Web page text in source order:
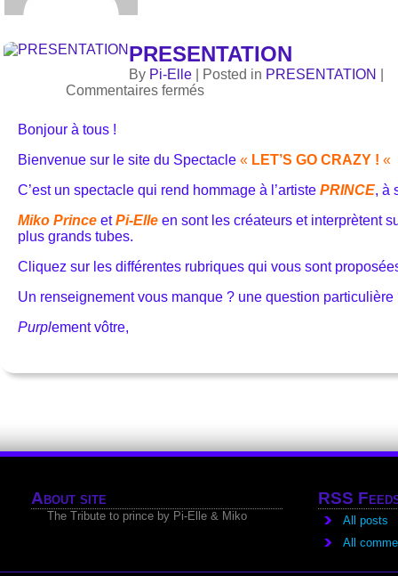
PRESENTATION
By Pi-Elle | Posted in PRESENTATION
Commentaires fermés
Bonjour à tous !
Bienvenue sur le site du Spectacle « LET’S GO CRAZY ! «
C’est un spectacle qui rend hommage à l’artiste PRINCE, à
Miko Prince et Pi-Elle en sont les créateurs et interprètent
plus grands tubes.
Cliquez sur les différentes rubriques qui vous sont
Un renseignement vous manque ? une question
Purplement vôtre,
About site
The Tribute to prince by Pi-Elle & Miko
RSS
All posts
All